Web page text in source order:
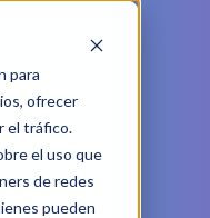
para
ofrecer
el tráfico.
el uso que
de redes
pueden